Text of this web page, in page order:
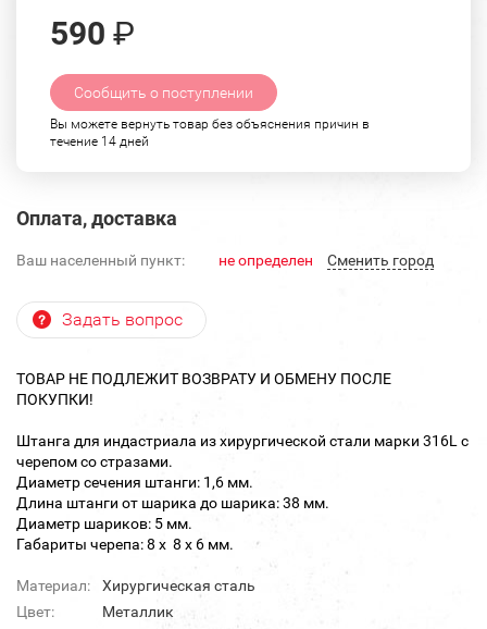
590 ₽
Сообщить о поступлении
Вы можете вернуть товар без объяснения причин в
течение 14 дней
Оплата, доставка
Ваш населенный пункт: не определен Cменить город
Задать вопрос
ТОВАР НЕ ПОДЛЕЖИТ ВОЗВРАТУ И ОБМЕНУ ПОСЛЕ
ПОКУПКИ!
Штанга для индастриала из хирургической стали марки 316L с
черепом со стразами.
Диаметр сечения штанги: 1,6 мм.
Длина штанги от шарика до шарика: 38 мм.
Диаметр шариков: 5 мм.
Габариты черепа: 8 х 8 х 6 мм.
Материал:
Хирургическая сталь
Цвет:
Металлик